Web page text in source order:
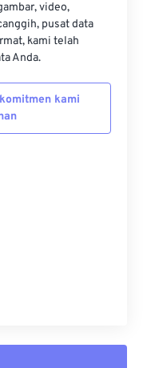
video,
pusat data
kami telah
Anda.
kami